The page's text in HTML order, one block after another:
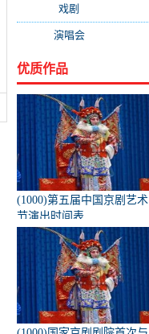
戏剧
演唱会(1053)
优质作品
(1000)第五届中国京剧艺术
节演出时间表